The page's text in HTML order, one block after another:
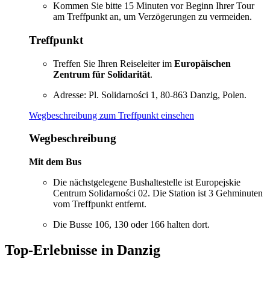
Kommen Sie bitte 15 Minuten vor Beginn Ihrer Tour
am Treffpunkt an, um Verzögerungen zu vermeiden.
Treffpunkt
Treffen Sie Ihren Reiseleiter im Europäischen
Zentrum für Solidarität.
Adresse: Pl. Solidarności 1, 80-863 Danzig, Polen.
Wegbeschreibung zum Treffpunkt einsehen
Wegbeschreibung
Mit dem Bus
Die nächstgelegene Bushaltestelle ist Europejskie
Centrum Solidarności 02. Die Station ist 3 Gehminuten
vom Treffpunkt entfernt.
Die Busse 106, 130 oder 166 halten dort.
Top-Erlebnisse in Danzig